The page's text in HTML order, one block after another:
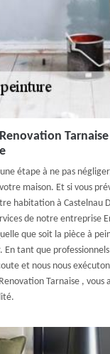
étape à ne pas
maison. Et si vous
habitation à Castelnau
de notre entreprise
que soit la pièce à
tant que
et nous nous
Tarnaise , vous